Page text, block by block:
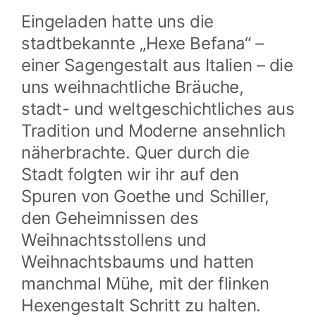
Eingeladen hatte uns die
stadtbekannte „Hexe Befana“ –
einer Sagengestalt aus Italien – die
uns weihnachtliche Bräuche,
stadt- und weltgeschichtliches aus
Tradition und Moderne ansehnlich
näherbrachte. Quer durch die
Stadt folgten wir ihr auf den
Spuren von Goethe und Schiller,
den Geheimnissen des
Weihnachtsstollens und
Weihnachtsbaums und hatten
manchmal Mühe, mit der flinken
Hexengestalt Schritt zu halten.